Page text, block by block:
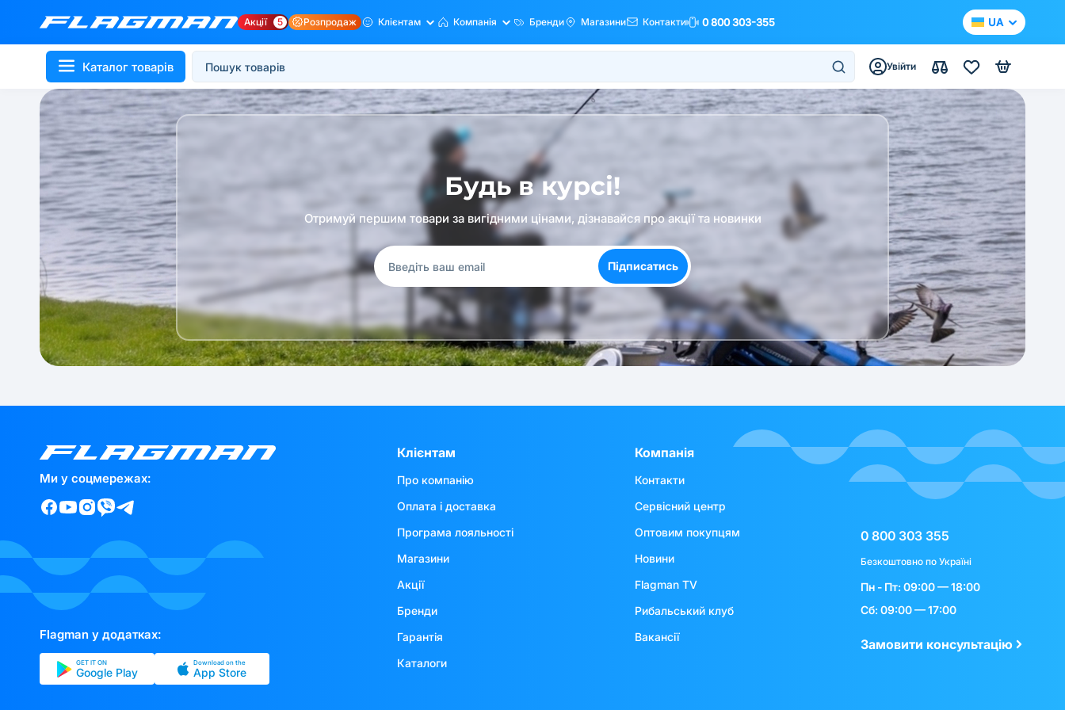
Акції 5 Розпродаж Клієнтам Компанія Бренди Магазини Контакти 0 800 303-355 UA
Каталог товарів Увійти
Будь в курсі!
Отримуй першим товари за вигідними цінами, дізнавайся про акції та новинки
Підписатись
Ми у соцмережах:
Flagman у додатках:
GET IT ON
Google Play
Download on the
App Store
Клієнтам
Про компанію
Оплата і доставка
Програма лояльності
Магазини
Акції
Бренди
Гарантія
Каталоги
Компанія
Контакти
Сервісний центр
Оптовим покупцям
Новини
Flagman TV
Рибальський клуб
Вакансії
0 800 303 355
Безкоштовно по Україні
Пн - Пт: 09:00 — 18:00
Сб: 09:00 — 17:00
Замовити консультацію